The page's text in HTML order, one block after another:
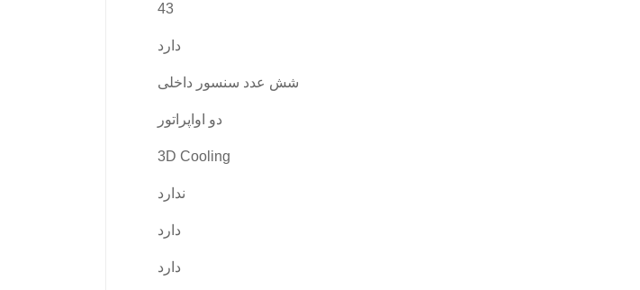
43
دارد
شش عدد سنسور داخلی
دو اواپراتور
3D Cooling
ندارد
دارد
دارد